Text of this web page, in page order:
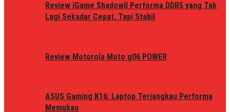
Review iGame ShadowII Performa DDR5 yang Tak
Lagi Sekadar Cepat, Tapi Stabil
Review Motorola Moto g06 POWER
ASUS Gaming K16: Laptop Terjangkau Performa
Memukau